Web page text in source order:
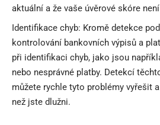
aktuální a že vaše úvěrové skóre
Identifikace chyb: Kromě detekce
kontrolování bankovních výpisů a
při identifikaci chyb, jako jsou
nebo nesprávné platby. Detekcí
můžete rychle tyto problémy vyřešit
než jste dlužni.